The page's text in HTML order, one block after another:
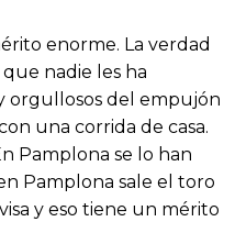
enorme. La verdad
nadie les ha
orgullosos del empujón
una corrida de casa.
Pamplona se lo han
Pamplona sale el toro
y eso tiene un mérito